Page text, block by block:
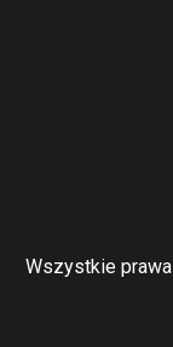
Wszystkie